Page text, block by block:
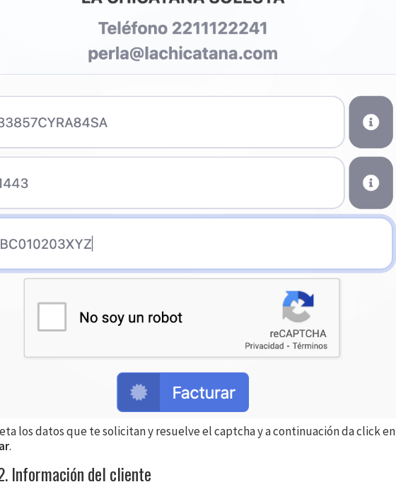
los datos que te solicitan y resuelve el captcha y a continuación da click en
.
Información del cliente